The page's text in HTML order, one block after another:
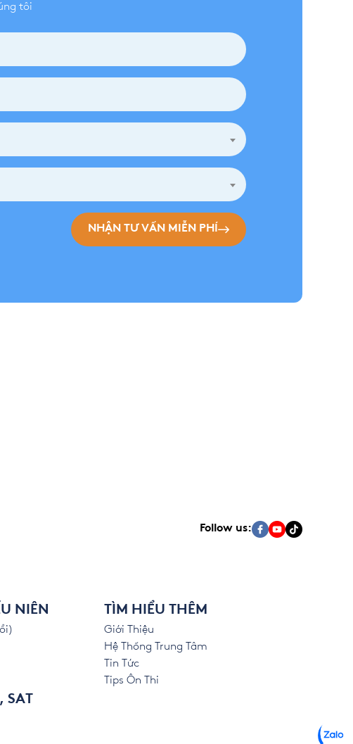
tôi
NHẬN TƯ VẤN MIỄN PHÍ
Follow us:
NIÊN
SAT
TÌM HIỂU THÊM
Giới Thiệu
Hệ Thống Trung Tâm
Tin Tức
Tips Ôn Thi